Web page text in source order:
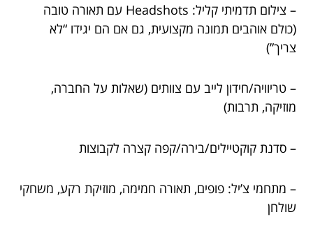
– צילום תדמיתי קליל: Headshots עם תאורה טובה
(כולם אוהבים תמונה מקצועית, גם אם הם יגידו “לא
צריך”)
– טריוויה/חידון לייב עם צוותים (שאלות על החברה,
מוזיקה, תרבות)
– סדנת קוקטיילים/בירה/קפה קצרה לקבוצות
– מתחמי צ’יל: פופים, תאורה חמימה, מוזיקת רקע, משחקי
שולחן